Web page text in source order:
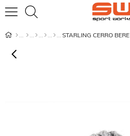
STARLING CERRO BERE